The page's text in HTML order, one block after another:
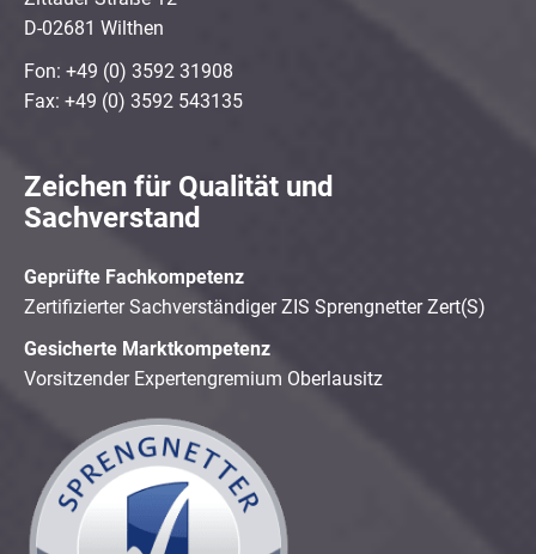
D-02681 Wilthen
Fon: +49 (0) 3592 31908
Fax: +49 (0) 3592 543135
Zeichen für Qualität und
Sachverstand
Geprüfte Fachkompetenz
Zertifizierter Sachverständiger ZIS Sprengnetter Zert(S)
Gesicherte Marktkompetenz
Vorsitzender Expertengremium Oberlausitz